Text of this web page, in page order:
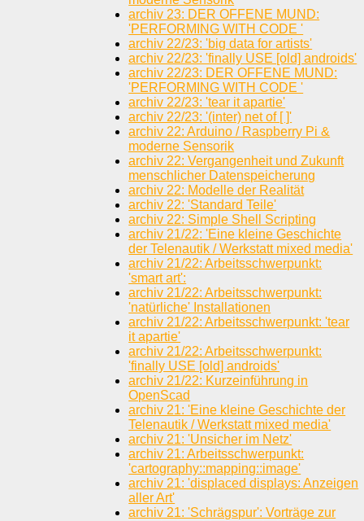
archiv 23: DER OFFENE MUND:
'PERFORMING WITH CODE '
archiv 22/23: 'big data for artists'
archiv 22/23: 'finally USE [old] androids'
archiv 22/23: DER OFFENE MUND:
'PERFORMING WITH CODE '
archiv 22/23: 'tear it apartie'
archiv 22/23: '(inter) net of [ ]'
archiv 22: Arduino / Raspberry Pi &
moderne Sensorik
archiv 22: Vergangenheit und Zukunft
menschlicher Datenspeicherung
archiv 22: Modelle der Realität
archiv 22: 'Standard Teile'
archiv 22: Simple Shell Scripting
archiv 21/22: 'Eine kleine Geschichte
der Telenautik / Werkstatt mixed media'
archiv 21/22: Arbeitsschwerpunkt:
'smart art':
archiv 21/22: Arbeitsschwerpunkt:
'natürliche' Installationen
archiv 21/22: Arbeitsschwerpunkt: 'tear
it apartie'
archiv 21/22: Arbeitsschwerpunkt:
'finally USE [old] androids'
archiv 21/22: Kurzeinführung in
OpenScad
archiv 21: 'Eine kleine Geschichte der
Telenautik / Werkstatt mixed media'
archiv 21: 'Unsicher im Netz'
archiv 21: Arbeitsschwerpunkt:
'cartography::mapping::image'
archiv 21: 'displaced displays: Anzeigen
aller Art'
archiv 21: 'Schrägspur': Vorträge zur